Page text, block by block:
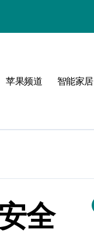
苹果频道 智能家居
全